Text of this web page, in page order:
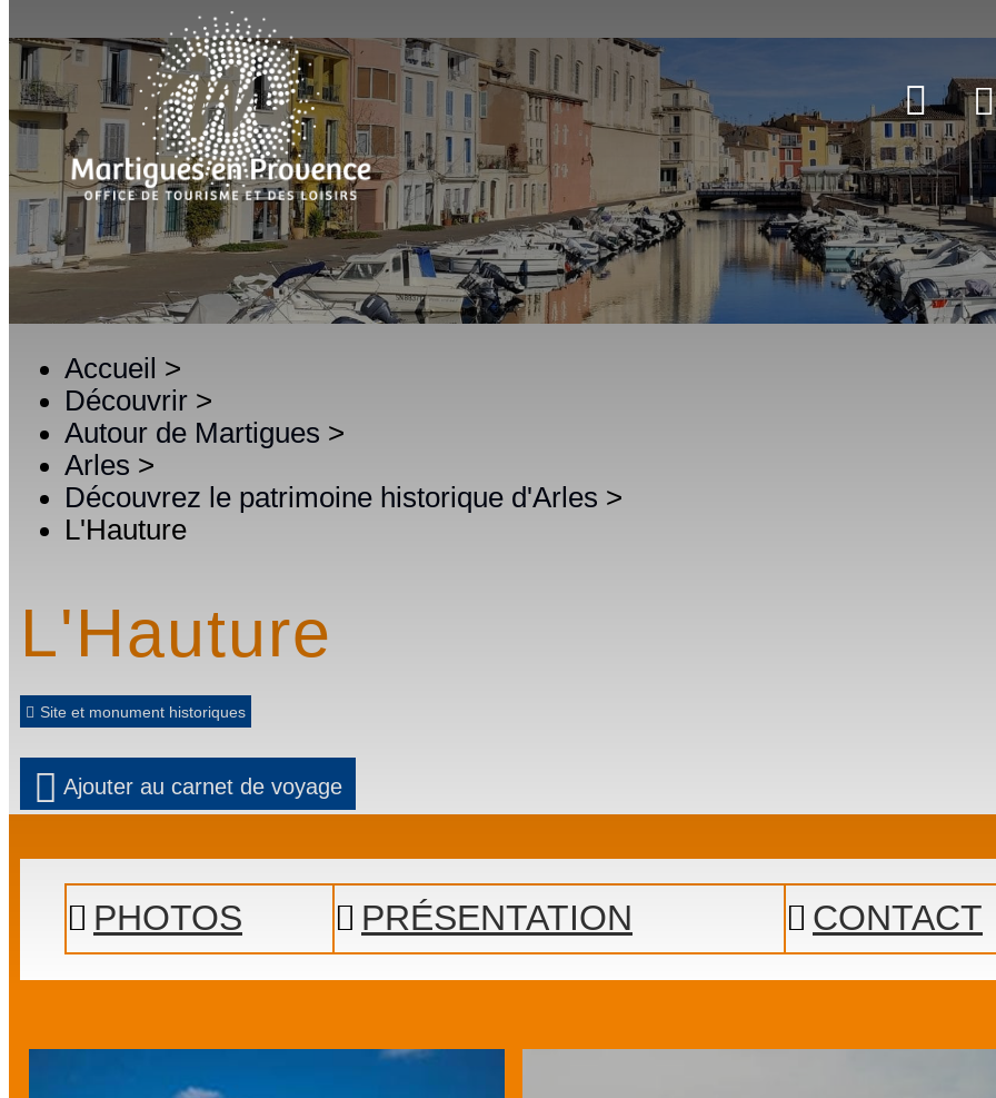
Accueil >
Découvrir >
Autour de Martigues >
Arles >
Découvrez le patrimoine historique d'Arles >
L'Hauture
L'Hauture
Site et monument historiques
Ajouter au carnet de voyage
PHOTOS PRÉSENTATION CONTACT
Next